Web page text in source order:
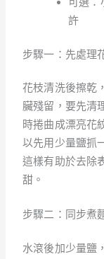
許
步驟一：先處理
花枝清洗後擦乾
臟殘留，要先清
時捲曲成漂亮花
以先用少量鹽抓
這樣有助於去除
甜。
步驟二：同步煮
水滾後加少量鹽